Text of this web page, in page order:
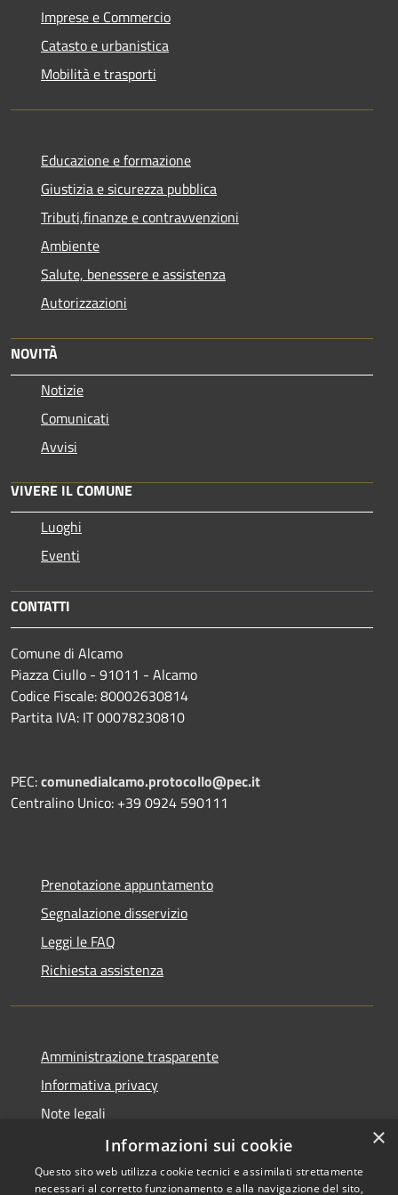
Imprese e Commercio
Catasto e urbanistica
Mobilità e trasporti
Educazione e formazione
Giustizia e sicurezza pubblica
Tributi,finanze e contravvenzioni
Ambiente
Salute, benessere e assistenza
Autorizzazioni
NOVITÀ
Notizie
Comunicati
Avvisi
VIVERE IL COMUNE
Luoghi
Eventi
CONTATTI
Comune di Alcamo
Piazza Ciullo - 91011 - Alcamo
Codice Fiscale: 80002630814
Partita IVA: IT 00078230810
PEC:comunedialcamo.protocollo@pec.it
Centralino Unico: +39 0924 590111
Prenotazione appuntamento
Segnalazione disservizio
Leggi le FAQ
Richiesta assistenza
Amministrazione trasparente
Informativa privacy
Note legali
Dichiarazione di accessibilità
×
Informazioni sui cookie
Questo sito web utilizza cookie tecnici e assimilati strettamente
necessari al corretto funzionamento e alla navigazione del sito,